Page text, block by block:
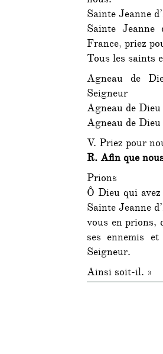
Sainte Jeanne
Sainte
France, priez
Tous les saints
Agneau de
Seigneur
Agneau de
Agneau de Dieu
V. Priez pour
R. Afin que
Prions
Ô Dieu qui
Sainte Jeanne
vous en prions,
ses ennemis
Seigneur.
Ainsi soit-il. »